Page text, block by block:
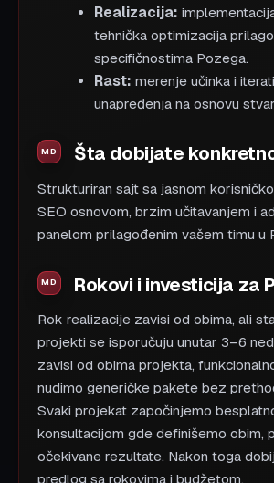
Realizacija:
tehnička optimizacija
specifičnostima Pozega.
Rast: merenje učinka i
unapređenja na osnovu
Šta dobijate
Strukturiran sajt sa jasnom
SEO osnovom, brzim učitavanjem i
panelom prilagođenim vašem timu u
Rokovi i investicija za
Rok realizacije zavisi od obima, ali
projekti se isporučuju unutar 3–6
zavisi od obima projekta,
nudimo generičke pakete bez
Svaki projekat započinjemo
konsultacijom gde definišemo obim,
očekivane rezultate. Nakon toga